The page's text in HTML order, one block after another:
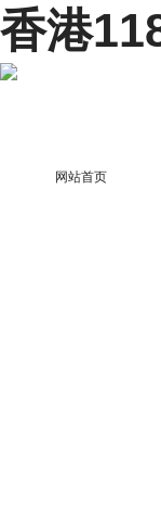
香港
网站首页